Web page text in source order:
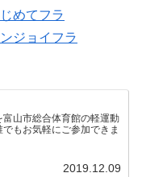
めてフラ
ジョイフラ
山市総合体育館の軽運動
もお気軽にご参加できま
2019.12.09